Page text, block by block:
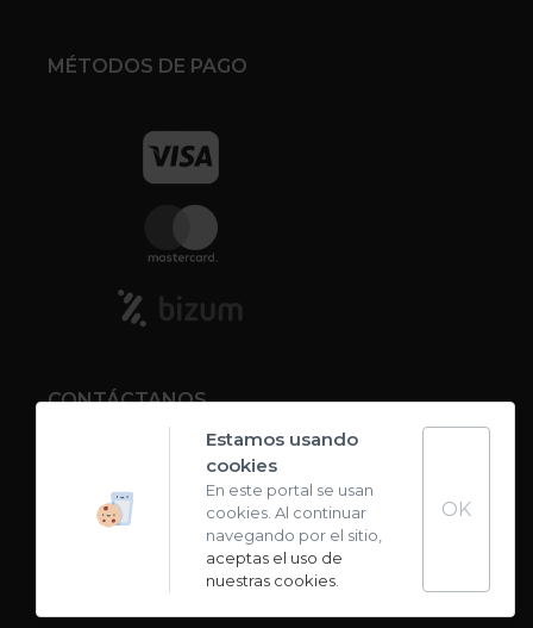
MÉTODOS DE PAGO
CONTÁCTANOS
Carta de sabores
Estamos usando
cookies
En este portal se usan
cookies. Al continuar
navegando por el sitio,
aceptas el uso de
nuestras cookies.
OK